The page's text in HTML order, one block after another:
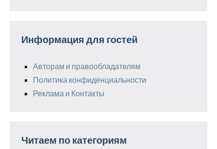
Информация для гостей
Авторам и правообладателям
Политика конфиденциальности
Реклама и Контакты
Читаем по категориям